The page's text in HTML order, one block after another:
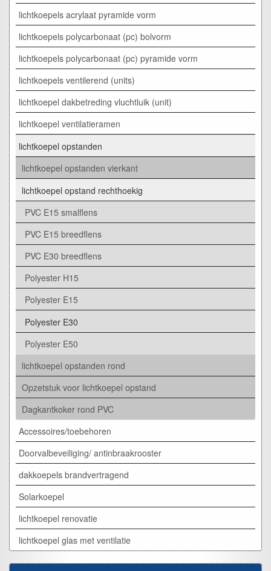
lichtkoepels acrylaat pyramide vorm
lichtkoepels polycarbonaat (pc) bolvorm
lichtkoepels polycarbonaat (pc) pyramide vorm
lichtkoepels ventilerend (units)
lichtkoepel dakbetreding vluchtluik (unit)
lichtkoepel ventilatieramen
lichtkoepel opstanden
lichtkoepel opstanden vierkant
lichtkoepel opstand rechthoekig
PVC E15 smalflens
PVC E15 breedflens
PVC E30 breedflens
Polyester H15
Polyester E15
Polyester E30
Polyester E50
lichtkoepel opstanden rond
Opzetstuk voor lichtkoepel opstand
Dagkantkoker rond PVC
Accessoires/toebehoren
Doorvalbeveiliging/ antinbraakrooster
dakkoepels brandvertragend
Solarkoepel
lichtkoepel renovatie
lichtkoepel glas met ventilatie